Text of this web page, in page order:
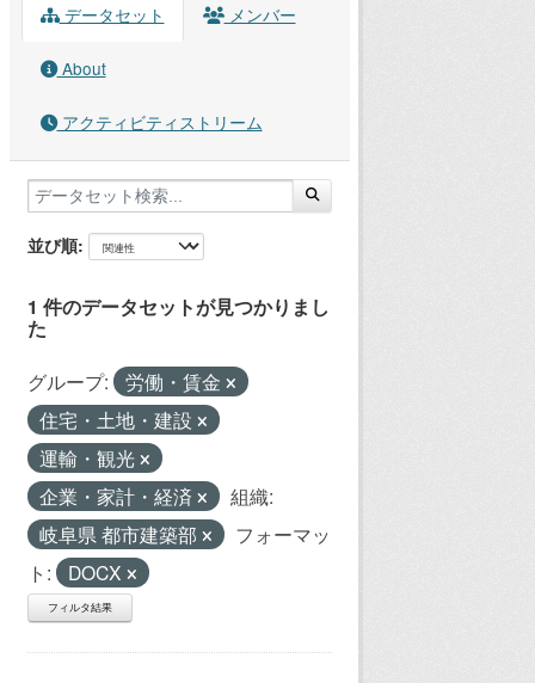
データセット メンバー
About
アクティビティストリーム
並び順
1 件のデータセットが見つかりまし
た
グループ:
労働・賃金
住宅・土地・建設
運輸・観光
企業・家計・経済
組織:
岐阜県 都市建築部
フォーマッ
ト:
DOCX
フィルタ結果